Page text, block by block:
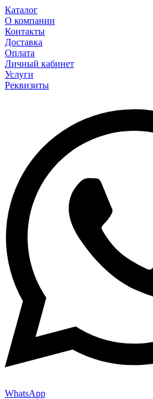
Каталог
О компании
Контакты
Доставка
Оплата
Личный кабинет
Услуги
Реквизиты
WhatsApp